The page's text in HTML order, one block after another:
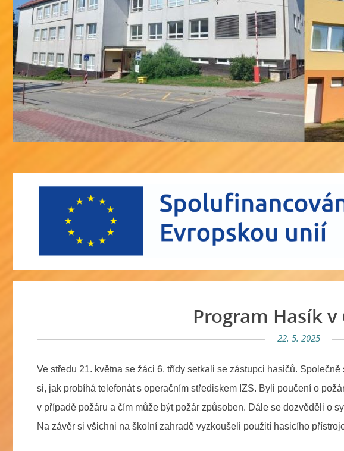
Program Hasík
22. 5. 2025
Ve středu 21. května se žáci 6. třídy setkali se zástupci hasičů.
si, jak probíhá telefonát s operačním střediskem IZS. Byli poučení o
v případě požáru a čím může být požár způsoben. Dále se dozvěděli o
Na závěr si všichni na školní zahradě vyzkoušeli použití hasicího